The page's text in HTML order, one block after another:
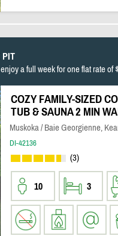
PIT
a full week for one flat rate
COZY FAMILY-SIZED
TUB & SAUNA 2 MIN
Muskoka / Baie Georgienne,
DI-42136
(3)
10 3